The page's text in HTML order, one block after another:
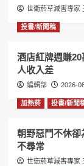
世衛菸草減害專家
投書/新聞稿
酒店紅牌週賺
人收入差
編輯部 2026-
加熱菸 投書/新聞
朝野惡鬥不休
不尋常
世衛菸草減害專家